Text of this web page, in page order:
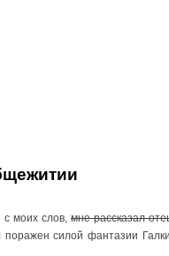
моих слов, мне рассказал
силой фантазии